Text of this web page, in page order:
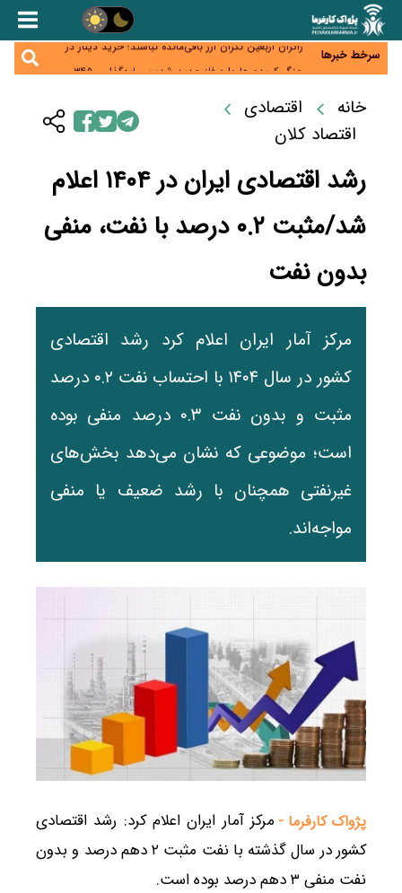
سرخط خبرها
همایش و مسابقه نذری ماه صفر برگزار شد
زائران اربعین نگران ارز باقی‌مانده نباشند؛ خرید دینار در
بانک‌ها و صرافی‌ها
جنگ کریدورها وارد فاز جدید شد؛ سرمایه‌گذاری ۳۴۵
میلیارد دلاری اوراسیا تا ۲۰۳۵
شبکه کمتر توسعه می‌یابد
تأمین سرمایه در گردش بدون خلق نقدینگی؛ نقش
جدید سیاست‌های مالیاتی در حمایت از تولید
خانه
اقتصادی
اقتصاد کلان
رشد اقتصادی ایران در ۱۴۰۴ اعلام
شد/مثبت ۰.۲ درصد با نفت، منفی
بدون نفت
مرکز آمار ایران اعلام کرد رشد اقتصادی
کشور در سال ۱۴۰۴ با احتساب نفت ۰.۲ درصد
مثبت و بدون نفت ۰.۳ درصد منفی بوده
است؛ موضوعی که نشان می‌دهد بخش‌های
غیرنفتی همچنان با رشد ضعیف یا منفی
مواجه‌اند.
پژواک کارفرما - مرکز آمار ایران اعلام کرد: رشد اقتصادی
کشور در سال گذشته با نفت مثبت ۲ دهم درصد و بدون
نفت منفی ۳ دهم درصد بوده است.